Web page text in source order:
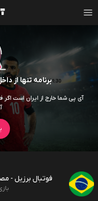
برنامه تنها از
فوتبال برزیل -